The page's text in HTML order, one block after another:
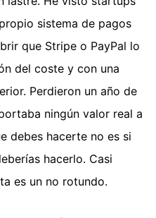
sistema de pagos
que Stripe o PayPal lo
del coste y con una
Perdieron un año de
ningún valor real a
debes hacerte no es si
hacerlo. Casi
es un no rotundo.